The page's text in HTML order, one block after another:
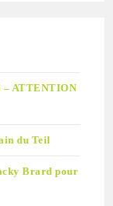
ATTENTION
du Teil
Brard pour